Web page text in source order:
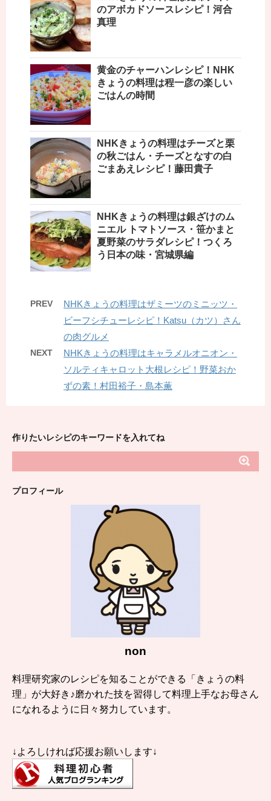
のアボカドソースレシピ！河合
真理
黄金のチャーハンレシピ！NHK
きょうの料理は程一彦の楽しい
ごはんの時間
NHKきょうの料理はチーズと栗
の秋ごはん・チーズとなすの白
ごまあえレシピ！藤田貴子
NHKきょうの料理は銀ざけのム
ニエル トマトソース・笹かまと
夏野菜のサラダレシピ！つくろ
う日本の味・宮城県編
PREV
NHKきょうの料理はザミーツのミニッツ・
ビーフシチューレシピ！Katsu（カツ）さん
の肉グルメ
NEXT
NHKきょうの料理はキャラメルオニオン・
ソルティキャロット大根レシピ！野菜おか
ずの素！村田裕子・島本薫
作りたいレシピのキーワードを入れてね
プロフィール
non
料理研究家のレシピを知ることができる「きょうの料
理」が大好き♪磨かれた技を習得して料理上手なお母さん
になれるように日々努力しています。
↓よろしければ応援お願いします↓